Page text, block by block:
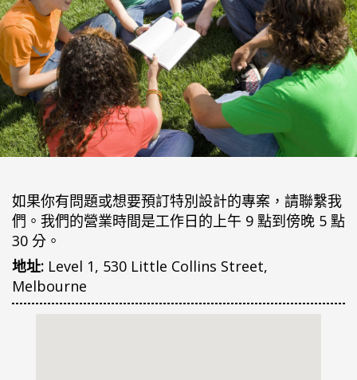
如果你有問題或想要預訂特別設計的專案，請聯繫我
們。我們的營業時間是工作日的上午 9 點到傍晚 5 點
30 分。
地址: Level 1, 530 Little Collins Street,
Melbourne